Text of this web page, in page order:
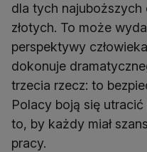
dla tych
złotych. To może
perspektywy
dokonuje
trzecia rzecz: to
Polacy boją się
to, by każdy miał
pracy.